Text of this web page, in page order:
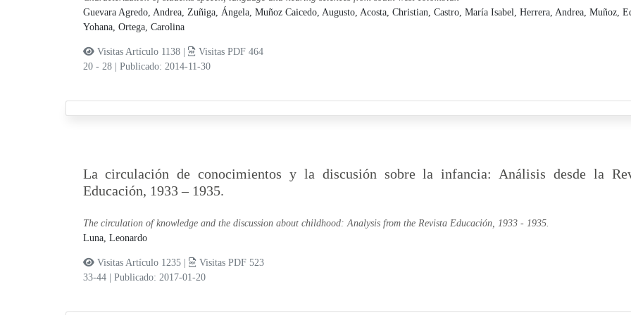
Guevara Agredo, Andrea, Zuñiga, Ángela, Muñoz Caicedo, Augusto, Acosta, Christian, Castro, María Isabel, Herrera, Andrea, Muñoz,
Yohana, Ortega, Carolina
Visitas Artículo 1138 |
Visitas PDF 464
20 - 28 | Publicado: 2014-11-30
La circulación de conocimientos y la discusión sobre la infancia: Análisis desde la
Educación, 1933 – 1935.
The circulation of knowledge and the discussion about childhood: Analysis from the Revista Educación, 1933 - 1935.
Luna, Leonardo
Visitas Artículo 1235 |
Visitas PDF 523
33-44 | Publicado: 2017-01-20